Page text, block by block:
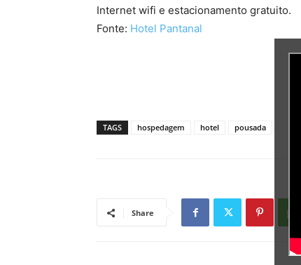
Internet wifi e estacionamento gratuito.
Fonte: Hotel Pantanal
TAGS hospedagem hotel pousada
Share